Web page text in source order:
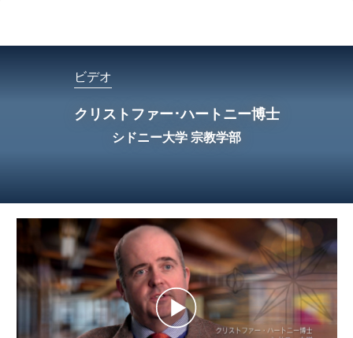
メ
ビデオ
クリストファー･ハートニー博士
シドニー大学 宗教学部
Play